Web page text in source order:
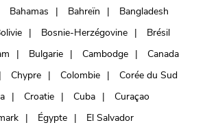
Bahamas Bahreïn
Bangladesh
Bosnie-Herzégovine
Brésil
Bulgarie Cambodge
Canada
Chypre Colombie
Corée du Sud
Croatie Cuba
Curaçao
Égypte
El Salvador